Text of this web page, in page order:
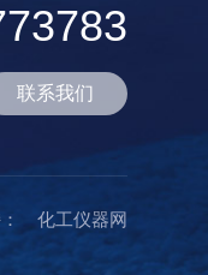
联系我们
化工仪器网